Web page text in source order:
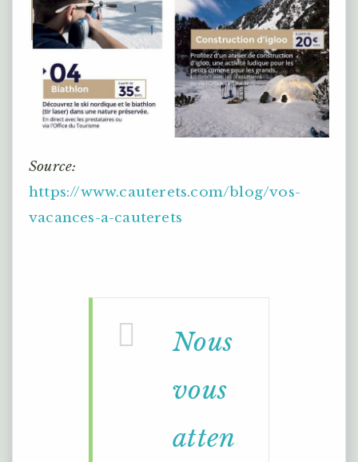
Source:
https://www.cauterets.com/blog/vos-
vacances-a-cauterets
Nous
vous
atten